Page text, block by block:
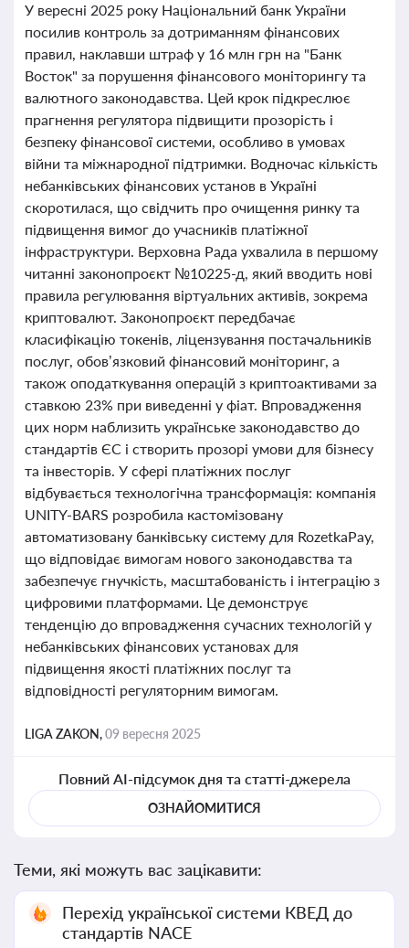
У вересні 2025 року Національний банк України
посилив контроль за дотриманням фінансових
правил, наклавши штраф у 16 млн грн на "Банк
Восток" за порушення фінансового моніторингу та
валютного законодавства. Цей крок підкреслює
прагнення регулятора підвищити прозорість і
безпеку фінансової системи, особливо в умовах
війни та міжнародної підтримки. Водночас кількість
небанківських фінансових установ в Україні
скоротилася, що свідчить про очищення ринку та
підвищення вимог до учасників платіжної
інфраструктури. Верховна Рада ухвалила в першому
читанні законопроєкт №10225-д, який вводить нові
правила регулювання віртуальних активів, зокрема
криптовалют. Законопроєкт передбачає
класифікацію токенів, ліцензування постачальників
послуг, обов’язковий фінансовий моніторинг, а
також оподаткування операцій з криптоактивами за
ставкою 23% при виведенні у фіат. Впровадження
цих норм наблизить українське законодавство до
стандартів ЄС і створить прозорі умови для бізнесу
та інвесторів. У сфері платіжних послуг
відбувається технологічна трансформація: компанія
UNITY-BARS розробила кастомізовану
автоматизовану банківську систему для RozetkaPay,
що відповідає вимогам нового законодавства та
забезпечує гнучкість, масштабованість і інтеграцію з
цифровими платформами. Це демонструє
тенденцію до впровадження сучасних технологій у
небанківських фінансових установах для
підвищення якості платіжних послуг та
відповідності регуляторним вимогам.
LIGA ZAKON,09 вересня 2025
Повний AI-підсумок дня та статті-джерела
ОЗНАЙОМИТИСЯ
Теми, які можуть вас зацікавити:
Перехід української системи КВЕД до
стандартів NACE